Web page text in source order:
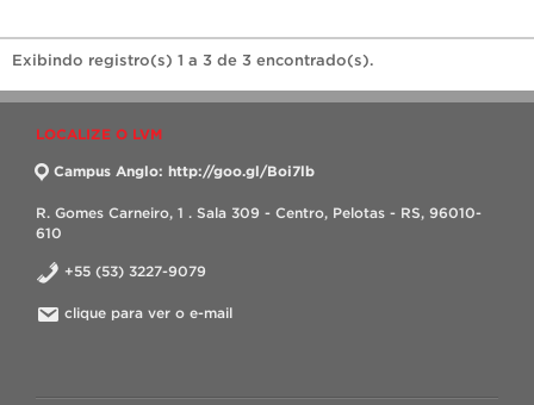
Exibindo registro(s) 1 a 3 de 3 encontrado(s).
LOCALIZE O LVM
Campus Anglo: http://goo.gl/Boi7lb
R. Gomes Carneiro, 1 . Sala 309 - Centro, Pelotas - RS, 96010-
610
+55 (53) 3227-9079
clique para ver o e-mail